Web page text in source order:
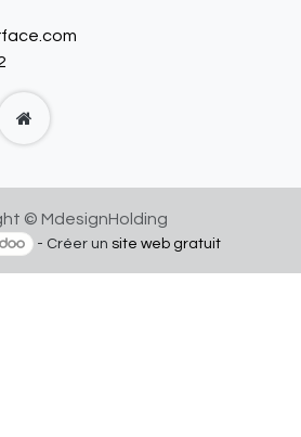
© MdesignHolding
- Créer un site web gratuit